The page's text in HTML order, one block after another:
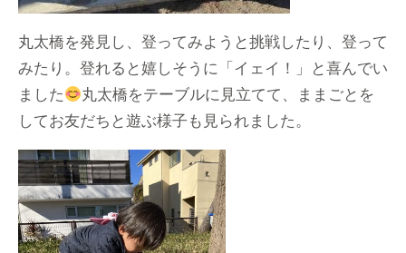
丸太橋を発見し、登ってみようと挑戦したり、登って
みたり。登れると嬉しそうに「イェイ！」と喜んでい
ました
丸太橋をテーブルに見立てて、ままごとを
してお友だちと遊ぶ様子も見られました。